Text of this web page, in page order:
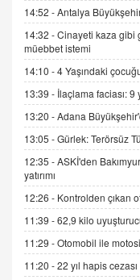
ADEM
Esed
Sednaya
11.12.2024
DR.
Gerçek
GÖNÜL
04.11.2025
14:52 -Antalya
14:32 -Cinayeti kaza gibi
müebbet istemi
14:10 -4 Yaşındaki
13:39 - İlaçlama faciası: 9
13:20 -Adana
13:05 -Gürlek: Terörsüz
12:35 -ASKİ'den
yatırımı
12:26 - Kontrolden çıkan
11:39 -62,9 kilo
11:29 -Otomobil ile
11:20 -22 yıl hapis